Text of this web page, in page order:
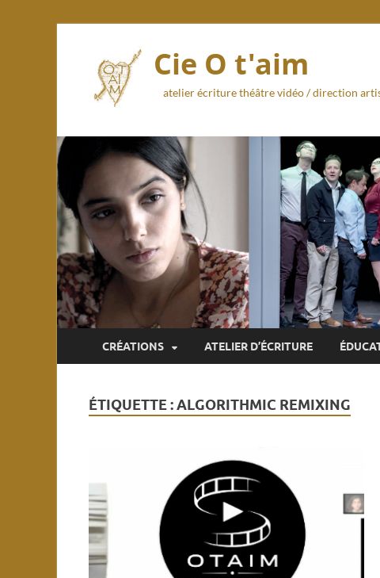
Cie O t'aim
atelier écriture théâtre vidéo / direction
CRÉATIONS ATELIER D’ÉCRITURE
ÉTIQUETTE :ALGORITHMIC REMIXING